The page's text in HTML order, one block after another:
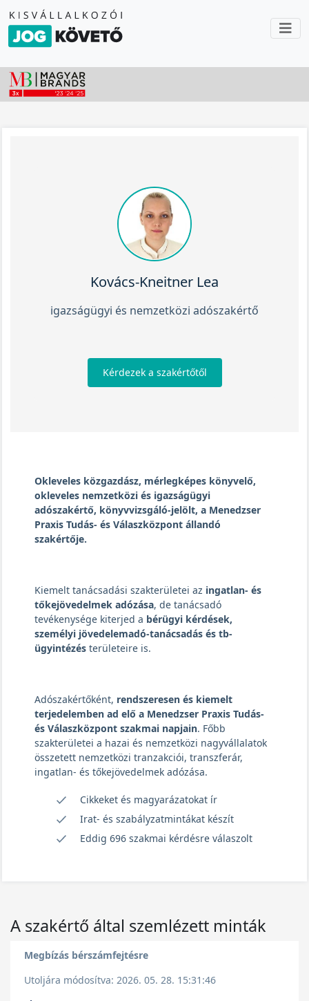
Kovács-Kneitner Lea
igazságügyi és nemzetközi adószakértő
Kérdezek a szakértőtől
Okleveles közgazdász, mérlegképes könyvelő,
okleveles nemzetközi és igazságügyi
adószakértő, könyvvizsgáló-jelölt, a Menedzser
Praxis Tudás- és Válaszközpont állandó
szakértője.
Kiemelt tanácsadási szakterületei az ingatlan- és
tőkejövedelmek adózása, de tanácsadó
tevékenysége kiterjed a bérügyi kérdések,
személyi jövedelemadó-tanácsadás és tb-
ügyintézés területeire is.
Adószakértőként, rendszeresen és kiemelt
terjedelemben ad elő a Menedzser Praxis Tudás-
és Válaszközpont szakmai napjain. Főbb
szakterületei a hazai és nemzetközi nagyvállalatok
összetett nemzetközi tranzakciói, transzferár,
ingatlan- és tőkejövedelmek adózása.
Cikkeket és magyarázatokat ír
Irat- és szabályzatmintákat készít
Eddig 696 szakmai kérdésre válaszolt
A szakértő által szemlézett minták
Megbízás bérszámfejtésre
Utoljára módosítva: 2026. 05. 28. 15:31:46